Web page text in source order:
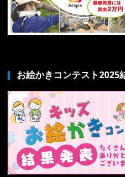
お絵かきコンテスト2025